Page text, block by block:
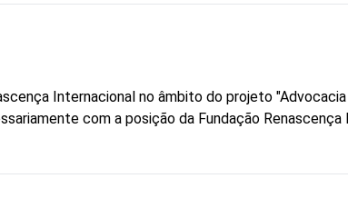
Internacional no âmbito do projeto
com a posição da Fundação Renascença